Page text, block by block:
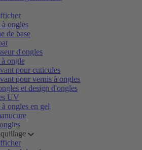
ongles
de base
d'ongles
ongle
pour cuticules
pour vernis à ongles
et design d'ongles
UV
ongles en gel